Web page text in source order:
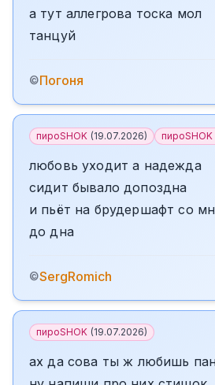
а тут аллегрова тоска мол
танцуй
©Погоня
пироSHOK (19.07.2026) пироSHOK
любовь уходит а надежда
сидит бывало допоздна
и пьёт на брудершафт со
до дна
©SergRomich
пироSHOK (19.07.2026)
ах да сова ты ж любишь